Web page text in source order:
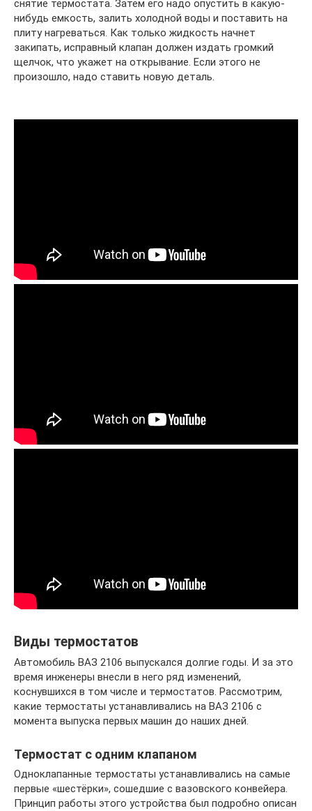
снятие термостата. Затем его надо опустить в какую-
нибудь емкость, залить холодной воды и поставить на
плиту нагреваться. Как только жидкость начнет
закипать, исправный клапан должен издать громкий
щелчок, что укажет на открывание. Если этого не
произошло, надо ставить новую деталь.
Виды термостатов
Автомобиль ВАЗ 2106 выпускался долгие годы. И за это
время инженеры внесли в него ряд изменений,
коснувшихся в том числе и термостатов. Рассмотрим,
какие термостаты устанавливались на ВАЗ 2106 с
момента выпуска первых машин до наших дней.
Термостат с одним клапаном
Одноклапанные термостаты устанавливались на самые
первые «шестёрки», сошедшие с вазовского конвейера.
Принцип работы этого устройства был подробно описан